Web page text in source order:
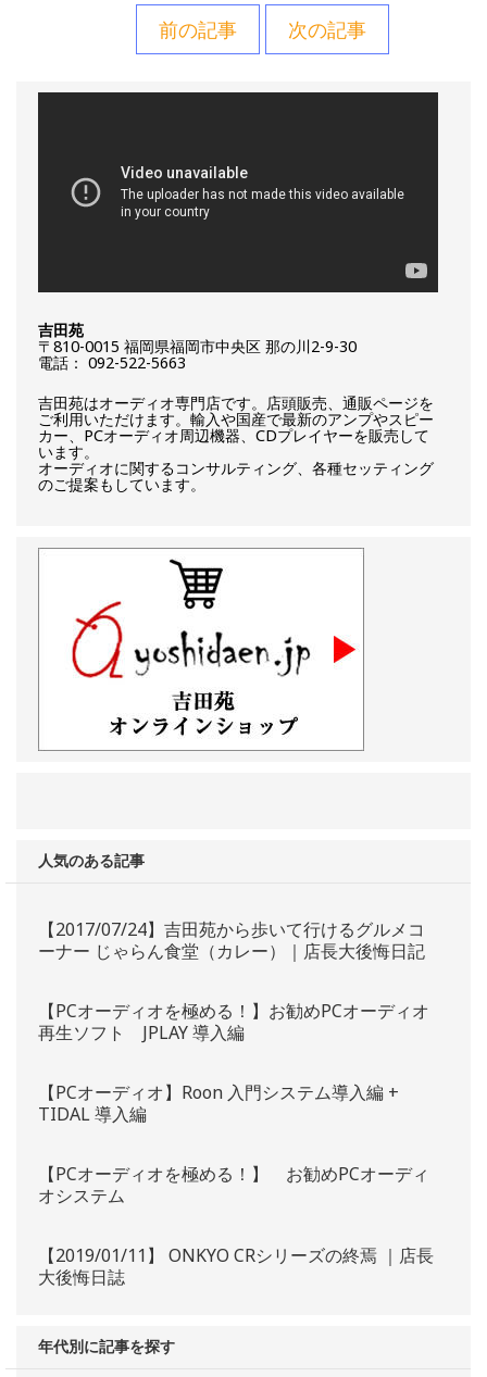
前の記事 次の記事
吉田苑
〒810-0015 福岡県福岡市中央区 那の川2-9-30
電話： 092-522-5663
吉田苑はオーディオ専門店です。店頭販売、通販ページを
ご利用いただけます。輸入や国産で最新のアンプやスピー
カー、PCオーディオ周辺機器、CDプレイヤーを販売して
います。
オーディオに関するコンサルティング、各種セッティング
のご提案もしています。
人気のある記事
【2017/07/24】吉田苑から歩いて行けるグルメコ
ーナー じゃらん食堂（カレー）｜店長大後悔日記
【PCオーディオを極める！】お勧めPCオーディオ
再生ソフト JPLAY 導入編
【PCオーディオ】Roon 入門システム導入編 +
TIDAL 導入編
【PCオーディオを極める！】 お勧めPCオーディ
オシステム
【2019/01/11】 ONKYO CRシリーズの終焉 ｜店長
大後悔日誌
年代別に記事を探す